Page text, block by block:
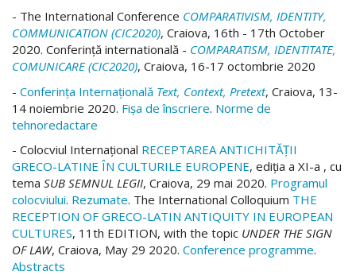
- The International Conference COMPARATIVISM, IDENTITY,
COMMUNICATION (CIC2020), Craiova, 16th - 17th October
2020. Conferinţă internatională - COMPARATISM, IDENTITATE,
COMUNICARE (CIC2020), Craiova, 16-17 octombrie 2020
- Conferința Internațională Text, Context, Pretext, Craiova, 13-
14 noiembrie 2020. Fișa de înscriere. Norme de
tehnoredactare
- Colocviul Internațional RECEPTAREA ANTICHITĂȚII
GRECO-LATINE ÎN CULTURILE EUROPENE, ediția a XI-a , cu
tema SUB SEMNUL LEGII, Craiova, 29 mai 2020. Programul
colocviului. Rezumate. The International Colloquium THE
RECEPTION OF GRECO-LATIN ANTIQUITY IN EUROPEAN
CULTURES, 11th EDITION, with the topic UNDER THE SIGN
OF LAW, Craiova, May 29 2020. Conference programme.
Abstracts